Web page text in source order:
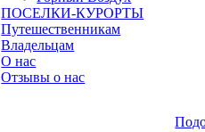
ПОСЕЛКИ-КУРОРТЫ
Путешественникам
Владельцам
О нас
Отзывы о нас